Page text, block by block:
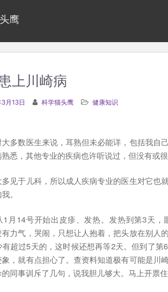
鹰
上川崎病
月13日 科学猫头鹰 健康知识
大多数医生来说，耳熟但未必能详，包括我自
悉，其他专业的疾病也许听说过，但没有或很
多见于儿科，所以成人疾病专业的医生对它也
。
1月14号开始出皮疹、发热。发热到第3天
力气，哭闹，只想让人抱着，把头放在别人
有超过5天的，这时候还想再等2天。但到了
，就有点担心了。查资料知道极有可能是川
同事训斥了几句，说我胆儿够大。马上开票住